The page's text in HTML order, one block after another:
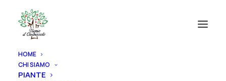
HOME
CHI SIAMO
PIANTE